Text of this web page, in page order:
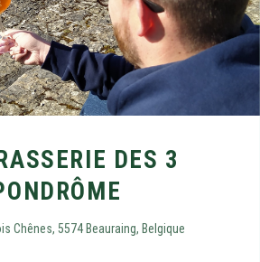
DES 3
Chênes, 5574 Beauraing, Belgique